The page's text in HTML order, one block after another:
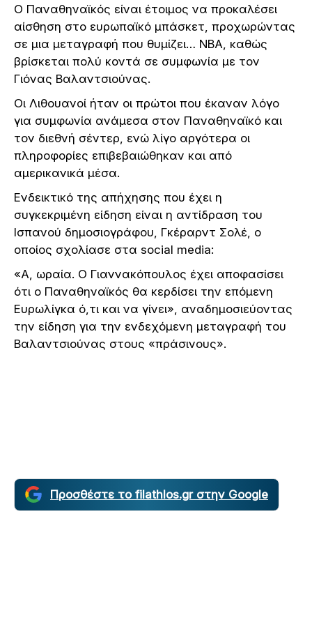
Ο Παναθηναϊκός είναι έτοιμος να προκαλέσει
αίσθηση στο ευρωπαϊκό μπάσκετ, προχωρώντας
σε μια μεταγραφή που θυμίζει… NBA, καθώς
βρίσκεται πολύ κοντά σε συμφωνία με τον
Γιόνας Βαλαντσιούνας.
Οι Λιθουανοί ήταν οι πρώτοι που έκαναν λόγο
για συμφωνία ανάμεσα στον Παναθηναϊκό και
τον διεθνή σέντερ, ενώ λίγο αργότερα οι
πληροφορίες επιβεβαιώθηκαν και από
αμερικανικά μέσα.
Ενδεικτικό της απήχησης που έχει η
συγκεκριμένη είδηση είναι η αντίδραση του
Ισπανού δημοσιογράφου, Γκέραρντ Σολέ, ο
οποίος σχολίασε στα social media:
«Α, ωραία. Ο Γιαννακόπουλος έχει αποφασίσει
ότι ο Παναθηναϊκός θα κερδίσει την επόμενη
Ευρωλίγκα ό,τι και να γίνει», αναδημοσιεύοντας
την είδηση για την ενδεχόμενη μεταγραφή του
Βαλαντσιούνας στους «πράσινους».
Προσθέστε το filathlos.gr στην Google